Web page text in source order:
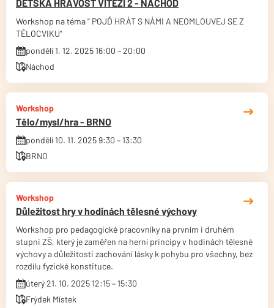
DĚTSKÁ HRAVOST VÍTĚZÍ 2 - NÁCHOD
Workshop na téma " POJĎ HRÁT S NÁMI A NEOMLOUVEJ SE Z
TĚLOCVIKU"
pondělí 1. 12. 2025 16:00 – 20:00
Náchod
Workshop
Tělo/mysl/hra - BRNO
pondělí 10. 11. 2025 9:30 – 13:30
BRNO
Workshop
Důležitost hry v hodinách tělesné výchovy
Workshop pro pedagogické pracovníky na prvním i druhém
stupni ZŠ, který je zaměřen na herní principy v hodinách tělesné
výchovy a důležitosti zachování lásky k pohybu pro všechny, bez
rozdílu fyzické konstituce.
úterý 21. 10. 2025 12:15 – 15:30
Frýdek Místek